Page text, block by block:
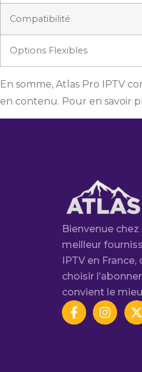
Compatibilité
Options Flexibles
En somme, Atlas Pro IPTV
en contenu. Pour en savoir
Bienvenue
meilleur
IPTV en
choisir
convient le